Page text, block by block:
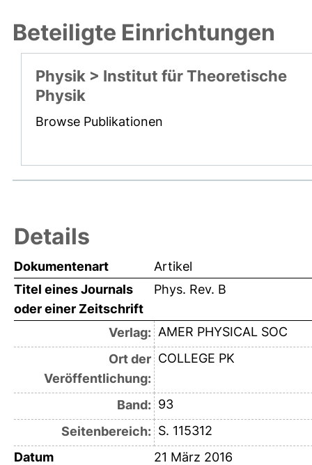
Beteiligte Einrichtungen
Physik > Institut für Theoretische
Physik
Browse Publikationen
Details
Dokumentenart
Artikel
Titel eines Journals
oder einer Zeitschrift
Phys. Rev. B
Verlag: AMER PHYSICAL SOC
Ort der
Veröffentlichung:
COLLEGE PK
Band: 93
Seitenbereich: S. 115312
Datum
21 März 2016